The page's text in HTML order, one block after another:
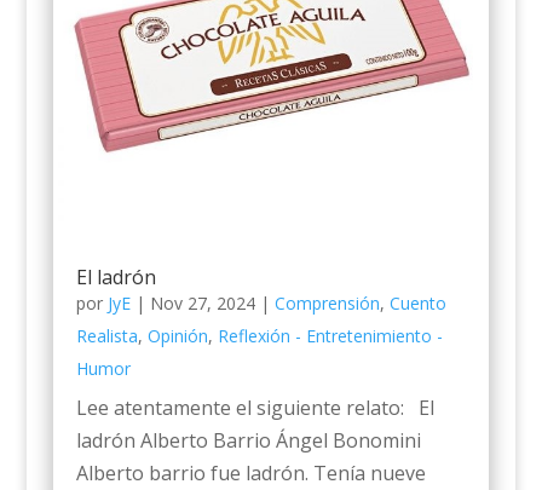
El ladrón
por JyE| Nov 27, 2024| Comprensión, Cuento
Realista, Opinión, Reflexión - Entretenimiento -
Humor
Lee atentamente el siguiente relato: El
ladrón Alberto Barrio Ángel Bonomini
Alberto barrio fue ladrón. Tenía nueve